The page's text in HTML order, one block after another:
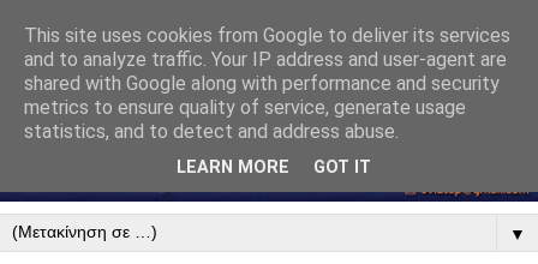
▼
This site uses cookies from Google to deliver its services
and to analyze traffic. Your IP address and user-agent are
shared with Google along with performance and security
metrics to ensure quality of service, generate usage
statistics, and to detect and address abuse.
LEARN MORE GOT IT